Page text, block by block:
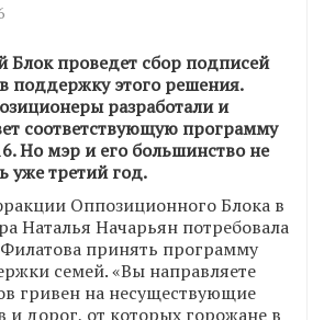
проведет сбор подписей
поддержку этого решения.
разработали и
соответствующую программу
Но мэр и его большинство не
уже третий год.
Оппозиционного Блока в
Наталья Начарьян потребовала
принять программу
семей. «Вы направляете
гривен на несуществующие
и дорог, от которых горожане в